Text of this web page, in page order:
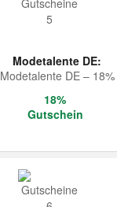
Modetalente DE:
Modetalente DE – 18%
18%
Gutschein